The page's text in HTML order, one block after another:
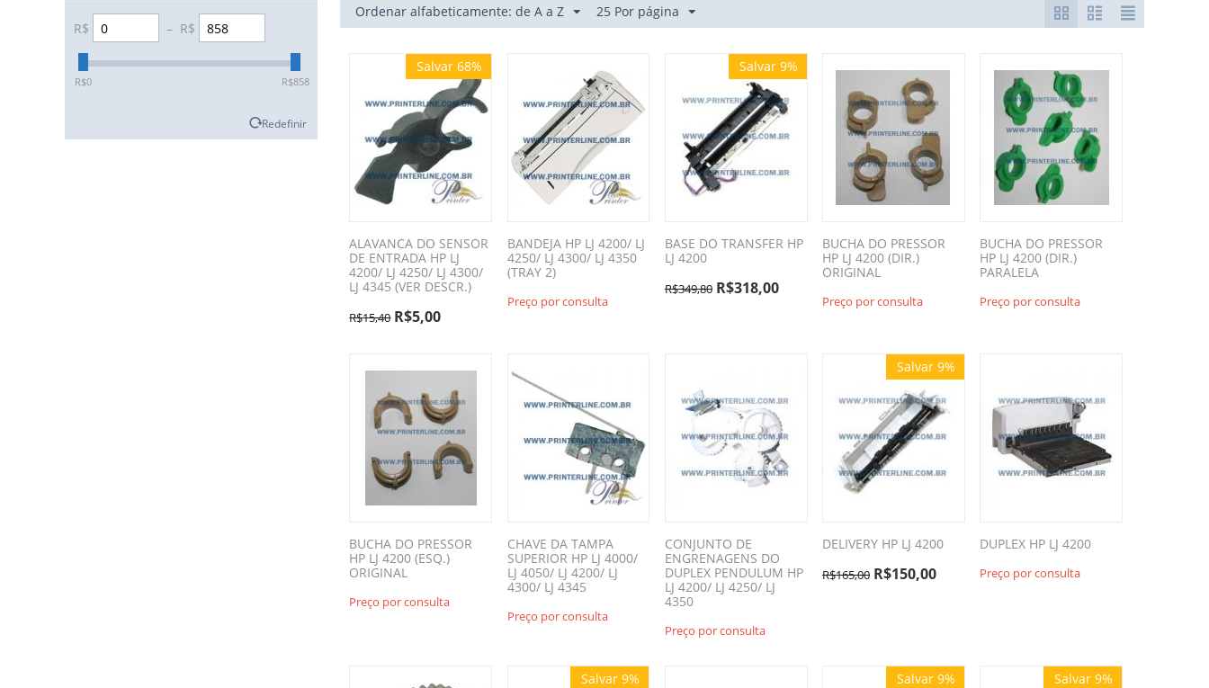
R$ – R$
‎R$0 ‎R$858
Redefinir
Ordenar alfabeticamente: de A a Z 25 Por página
Salvar 68%
ALAVANCA DO SENSOR
DE ENTRADA HP LJ
4200/ LJ 4250/ LJ 4300/
LJ 4345 (VER DESCR.)
R$15,40 R$5,00
BANDEJA HP LJ 4200/ LJ
4250/ LJ 4300/ LJ 4350
(TRAY 2)
Preço por consulta
Salvar 9%
BASE DO TRANSFER HP
LJ 4200
R$349,80 R$318,00
BUCHA DO PRESSOR
HP LJ 4200 (DIR.)
ORIGINAL
Preço por consulta
BUCHA DO PRESSOR
HP LJ 4200 (DIR.)
PARALELA
Preço por consulta
BUCHA DO PRESSOR
HP LJ 4200 (ESQ.)
ORIGINAL
Preço por consulta
CHAVE DA TAMPA
SUPERIOR HP LJ 4000/
LJ 4050/ LJ 4200/ LJ
4300/ LJ 4345
Preço por consulta
CONJUNTO DE
ENGRENAGENS DO
DUPLEX PENDULUM HP
LJ 4200/ LJ 4250/ LJ
4350
Preço por consulta
Salvar 9%
DELIVERY HP LJ 4200
R$165,00 R$150,00
DUPLEX HP LJ 4200
Preço por consulta
Salvar 9% Salvar 9% Salvar 9%